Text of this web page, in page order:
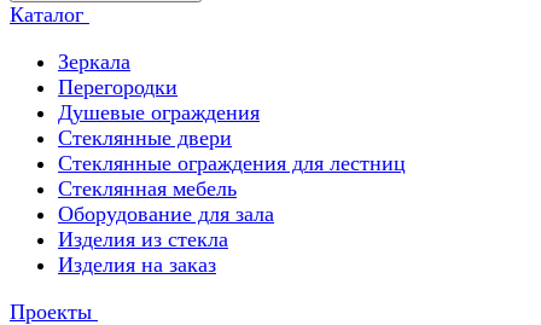
Каталог
Зеркала
Перегородки
Душевые ограждения
Стеклянные двери
Стеклянные ограждения для лестниц
Стеклянная мебель
Оборудование для зала
Изделия из стекла
Изделия на заказ
Проекты